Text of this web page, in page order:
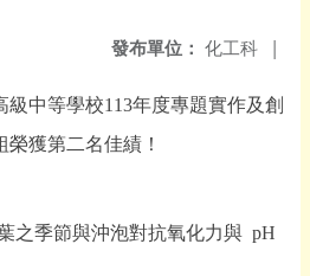
發布單位： 化工科 |
中等學校113年度專題實作及創
獲第二名佳績！
之季節與沖泡對抗氧化力與 pH